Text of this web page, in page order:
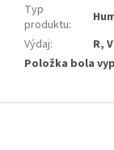
Typ
produktu:
Výdaj:
R,
Položka bola